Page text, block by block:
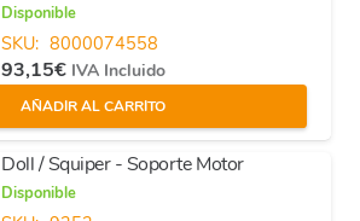
Disponible
SKU: 8000074558
93,15€ IVA Incluido
AÑADIR AL CARRITO
Doll / Squiper - Soporte Motor
Disponible